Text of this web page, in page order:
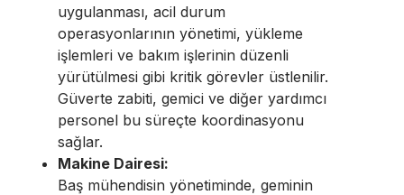
uygulanması, acil durum
operasyonlarının yönetimi, yükleme
işlemleri ve bakım işlerinin düzenli
yürütülmesi gibi kritik görevler üstlenilir.
Güverte zabiti, gemici ve diğer yardımcı
personel bu süreçte koordinasyonu
sağlar.
Makine Dairesi:
Baş mühendisin yönetiminde, geminin